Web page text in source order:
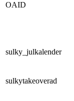
OAID
sulky_julkalender
sulkytakeoverad